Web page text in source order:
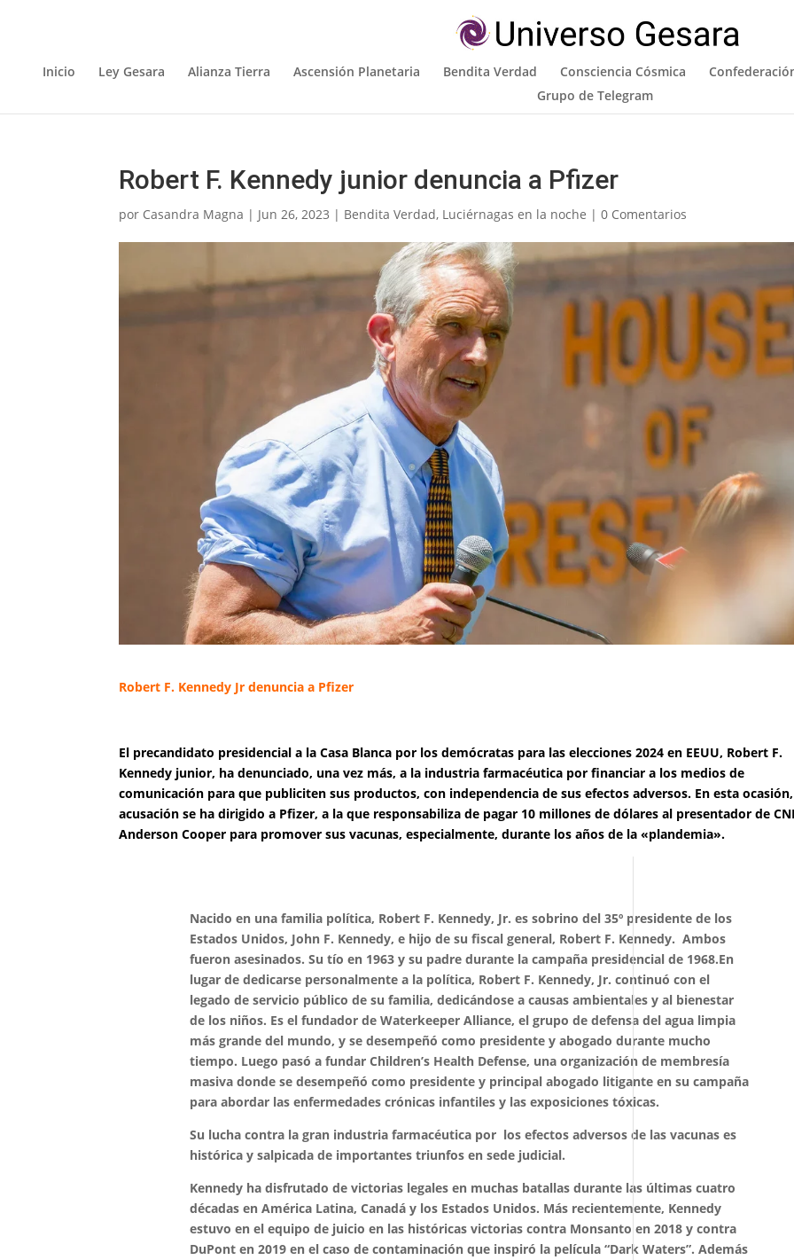
Inicio Ley Gesara Alianza Tierra Ascensión Planetaria Bendita Verdad Consciencia Cósmica
Grupo de Telegram
Robert F. Kennedy junior denuncia a Pfizer
por Casandra Magna | Jun 26, 2023 | Bendita Verdad, Luciérnagas en la noche |0 Comentarios
Robert F. Kennedy Jr denuncia a Pfizer
El precandidato presidencial a la Casa Blanca por los demócratas para las elecciones 2024 en EEUU, Robert F.
Kennedy junior, ha denunciado, una vez más, a la industria farmacéutica por financiar a los medios de
comunicación para que publiciten sus productos, con independencia de sus efectos adversos. En esta
acusación se ha dirigido a Pfizer, a la que responsabiliza de pagar 10 millones de dólares al presentador de
Anderson Cooper para promover sus vacunas, especialmente, durante los años de la «plandemia».
Nacido en una familia política, Robert F. Kennedy, Jr. es sobrino del 35º presidente de los
Estados Unidos, John F. Kennedy, e hijo de su fiscal general, Robert F. Kennedy. Ambos
fueron asesinados. Su tío en 1963 y su padre durante la campaña presidencial de 1968.En
lugar de dedicarse personalmente a la política, Robert F. Kennedy, Jr. continuó con el
legado de servicio público de su familia, dedicándose a causas ambientales y al bienestar
de los niños. Es el fundador de Waterkeeper Alliance, el grupo de defensa del agua limpia
más grande del mundo, y se desempeñó como presidente y abogado durante mucho
tiempo. Luego pasó a fundar Children’s Health Defense, una organización de membresía
masiva donde se desempeñó como presidente y principal abogado litigante en su campaña
para abordar las enfermedades crónicas infantiles y las exposiciones tóxicas.
Su lucha contra la gran industria farmacéutica por los efectos adversos de las vacunas es
histórica y salpicada de importantes triunfos en sede judicial.
Kennedy ha disfrutado de victorias legales en muchas batallas durante las últimas cuatro
décadas en América Latina, Canadá y los Estados Unidos. Más recientemente, Kennedy
estuvo en el equipo de juicio en las históricas victorias contra Monsanto en 2018 y contra
DuPont en 2019 en el caso de contaminación que inspiró la película “Dark Waters”. Además